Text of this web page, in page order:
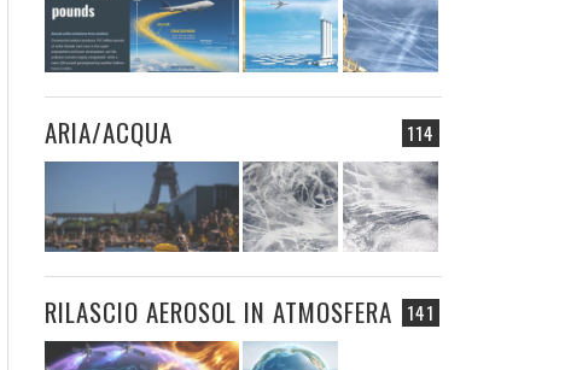
114
ARIA/ACQUA
141
RILASCIO AEROSOL IN ATMOSFERA